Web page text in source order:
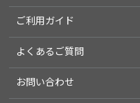
ご利用ガイド
よくあるご質問
お問い合わせ